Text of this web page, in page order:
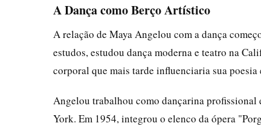
A Dança como Berço Artístico
A relação de Maya Angelou com a dança
estudos, estudou dança moderna e teatro na
corporal que mais tarde influenciaria sua poesia
Angelou trabalhou como dançarina profissional
York. Em 1954, integrou o elenco da ópera